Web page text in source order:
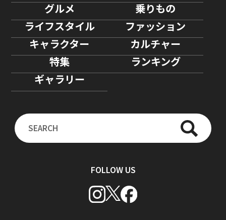
グルメ
乗りもの
ライフスタイル
ファッション
キャラクター
カルチャー
特集
ランキング
ギャラリー
FOLLOW US